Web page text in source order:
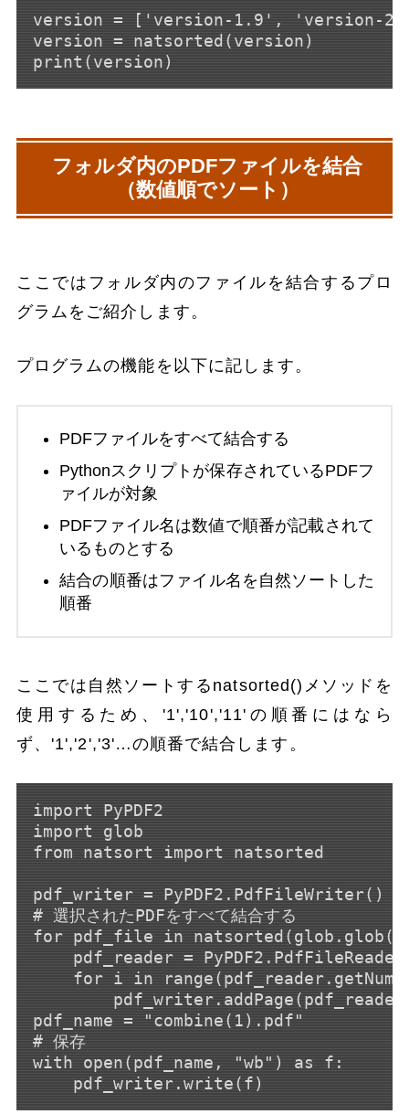
version = ['version-1.9', 'version-
version = natsorted(version)
フォルダ内のPDFファイルを結合
（数値順でソート）
ここではフォルダ内のファイルを結合するプロ
グラムをご紹介します。
プログラムの機能を以下に記します。
PDFファイルをすべて結合する
Pythonスクリプトが保存されているPDFフ
ァイルが対象
PDFファイル名は数値で順番が記載されて
いるものとする
結合の順番はファイル名を自然ソートした
順番
ここでは自然ソートするnatsorted()メソッドを
使用するため、'1','10','11'の順番にはなら
ず、'1','2','3'…の順番で結合します。
import PyPDF2
import glob
from natsort import natsorted
pdf_writer = PyPDF2.PdfFileWriter()
# 選択されたPDFをすべて結合する
for pdf_file in
pdf_reader =
for i in
pdf_name = "combine(1).pdf"
# 保存
with open(pdf_name, "wb") as f: